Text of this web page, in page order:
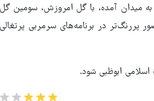
به میدان آمده، با گل امروزش، سومین گل
پررنگ‌تر در برنامه‌های سرمربی پرتغالی
اسلامی ابوظبی شود.
ترامپ نماد فساد، اقتدارگرایی و
جنگ‌طلبی است!